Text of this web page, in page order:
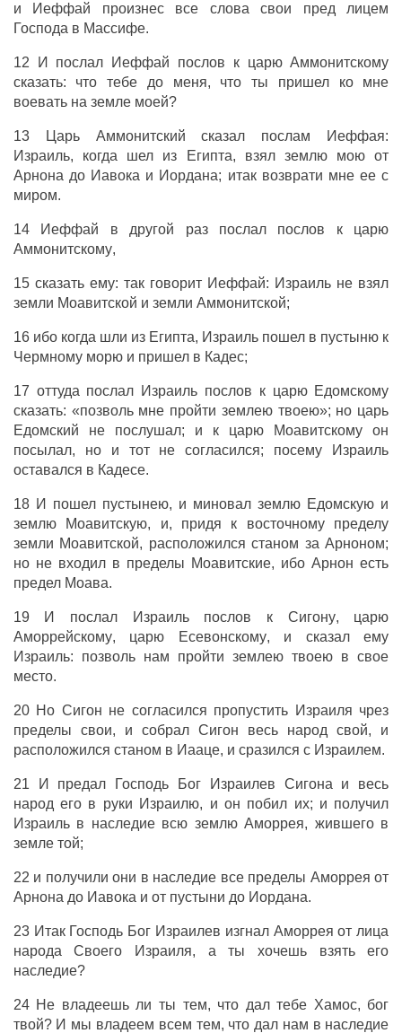
и
Иеффай произнесвсе слова свои пред
лицем
Господа в Массифе.
12 И послал Иеффай послов к царю Аммонитскому
сказать: что тебе до меня, что ты пришелко мне
воеватьна землемоей?
13 Царь Аммонитский сказал послам Иеффая:
Израиль, когда шел из Египта, взял землюмою от
Арнона до Иавока и Иордана; итак возврати мне ее с
миром.
14 Иеффай в другой раз послал послов к царю
Аммонитскому,
15 сказатьему: так говорит Иеффай: Израиль не взял
земли Моавитской и земли Аммонитской;
16 ибо когда шли из Египта, Израиль пошел в пустыню к
Чермному морюи пришелв Кадес;
17 оттуда послал Израиль послов к царю Едомскому
сказать: «позволь мне пройти землеютвоею»; но царь
Едомский не послушал; и к царю Моавитскому он
посылал, но и тот несогласился; посему
Израиль
оставался в Кадесе.
18 И пошел пустынею, и миновал землю Едомскую и
землю
Моавитскую, и, придя к восточному
пределу
земли Моавитской, расположился станом за Арноном;
но не входилв пределы Моавитские, ибоАрнон есть
предел Моава.
19 И послал Израиль послов к Сигону, царю
Аморрейскому, царю Есевонскому, и сказалему
Израиль: позволь нам пройти землею твоею в свое
место.
20 Но Сигон не согласился пропустить Израиля чрез
пределы свои, и собрал Сигон весь народ свой, и
расположился станом в Иааце, и сразился с Израилем.
21 И предал Господь Бог Израилев Сигона и весь
народ его в руки Израилю, и он побил их; и получил
Израильв наследиевсю землю Аморрея, жившегов
землетой;
22 и получили они в наследие все пределы Аморрея от
Арнона до Иавока и от пустыни до Иордана.
23 Итак Господь Бог Израилев изгнал Аморрея от лица
народа Своего Израиля, а ты хочешь взятьего
наследие?
24 Не владеешьли ты тем, что далтебе Хамос, бог
твой? И мы владеем всем тем, что дал нам в наследие